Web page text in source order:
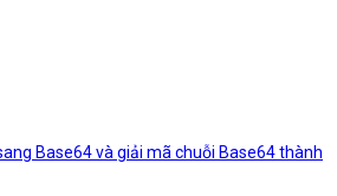
Base64 và giải mã chuỗi Base64 thành